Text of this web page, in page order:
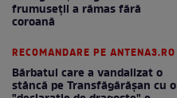
frumuseții a rămas fără
coroană
RECOMANDARE PE ANTENA3.RO
Bărbatul care a vandalizat o
stâncă pe Transfăgărășan cu o